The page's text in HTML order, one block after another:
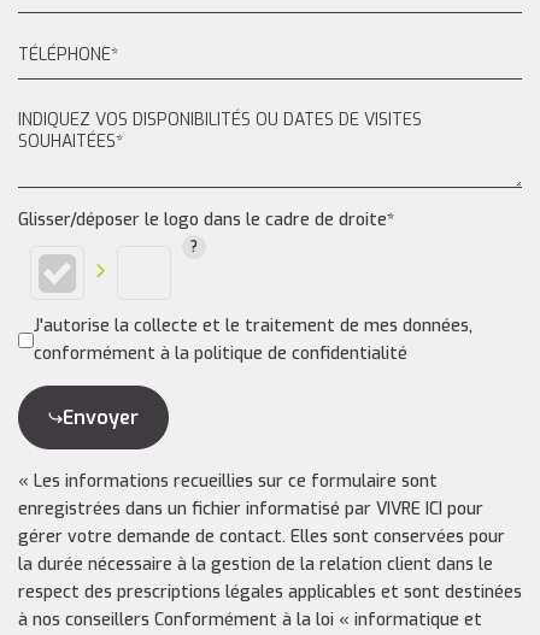
Glisser/déposer le logo dans le cadre de droite*
J'autorise la collecte et le traitement de mes données,
conformément à la politique de confidentialité
Envoyer
« Les informations recueillies sur ce formulaire sont
enregistrées dans un fichier informatisé par VIVRE ICI pour
gérer votre demande de contact. Elles sont conservées pour
la durée nécessaire à la gestion de la relation client dans le
respect des prescriptions légales applicables et sont destinées
à nos conseillers Conformément à la loi « informatique et